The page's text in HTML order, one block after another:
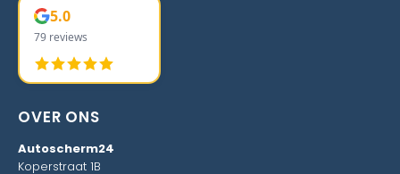
5.0
79 reviews
OVER ONS
Autoscherm24
Koperstraat 1B